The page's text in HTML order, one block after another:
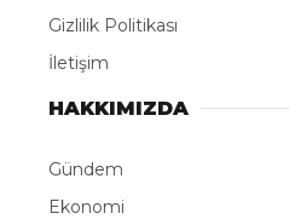
Gizlilik Politikası
İletişim
HAKKIMIZDA
Gündem
Ekonomi